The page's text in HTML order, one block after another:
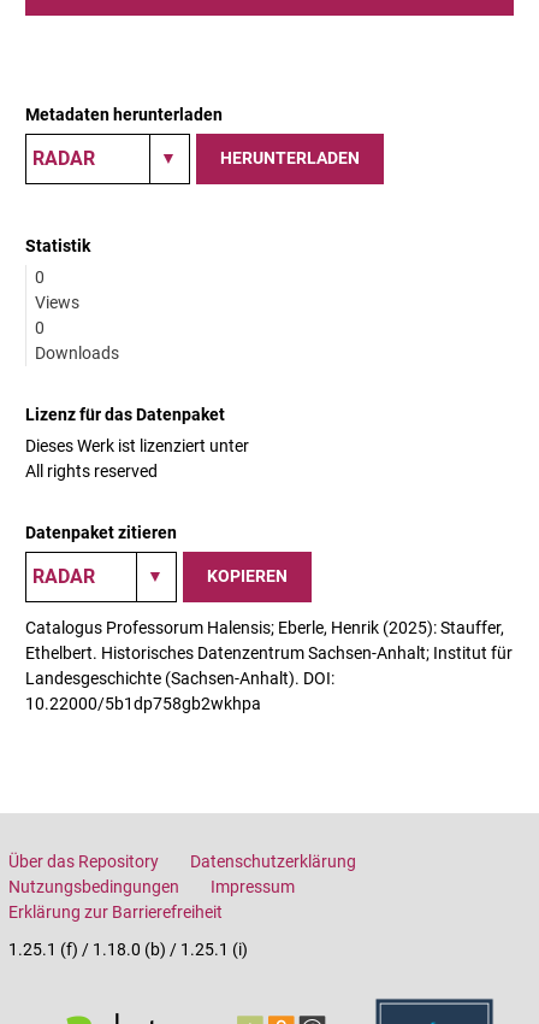
Metadaten herunterladen
HERUNTERLADEN
Statistik
0
Views
0
Downloads
Lizenz für das Datenpaket
Dieses Werk ist lizenziert unter
All rights reserved
Datenpaket zitieren
KOPIEREN
Catalogus Professorum Halensis; Eberle, Henrik (2025): Stauffer,
Ethelbert. Historisches Datenzentrum Sachsen-Anhalt; Institut für
Landesgeschichte (Sachsen-Anhalt). DOI:
10.22000/5b1dp758gb2wkhpa
Über das Repository
Datenschutzerklärung
Nutzungsbedingungen
Impressum
Erklärung zur Barrierefreiheit
1.25.1 (f) / 1.18.0 (b) / 1.25.1 (i)